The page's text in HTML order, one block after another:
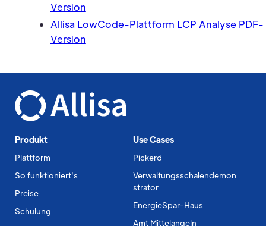
Version
Allisa LowCode-Plattform LCP Analyse PDF-
Version
Produkt
Plattform
So funktioniert's
Preise
Schulung
Use Cases
Pickerd
Verwaltungsschalendemon
strator
EnergieSpar-Haus
Amt Mittelangeln